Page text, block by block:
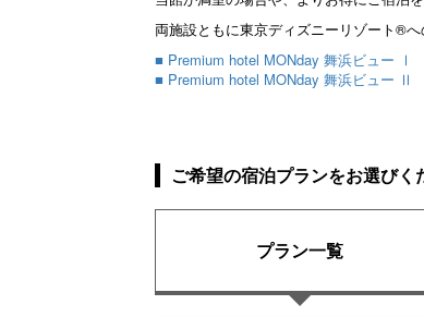
両施設ともに東京ディズニーリゾート®
■ Premium hotel MONday 舞浜ビュー Ⅰ
■ Premium hotel MONday 舞浜ビュー Ⅱ
ご希望の宿泊プランをお選びく
プラン一覧